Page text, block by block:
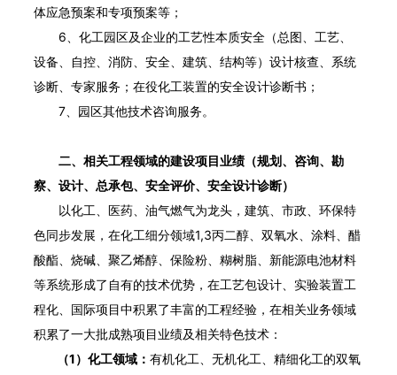
体应急预案和专项预案等；
6、化工园区及企业的工艺性本质安全（总图、工艺、
设备、自控、消防、安全、建筑、结构等）设计核查、系统
诊断、专家服务；在役化工装置的安全设计诊断书；
7、园区其他技术咨询服务。
二、相关工程领域的建设项目业绩（规划、咨询、勘
察、设计、总承包、安全评价、安全设计诊断）
以化工、医药、油气燃气为龙头，建筑、市政、环保特
色同步发展，在化工细分领域1,3丙二醇、双氧水、涂料、醋
酸酯、烧碱、聚乙烯醇、保险粉、糊树脂、新能源电池材料
等系统形成了自有的技术优势，在工艺包设计、实验装置工
程化、国际项目中积累了丰富的工程经验，在相关业务领域
积累了一大批成熟项目业绩及相关特色技术：
（1）化工领域： 有机化工、无机化工、精细化工的双氧